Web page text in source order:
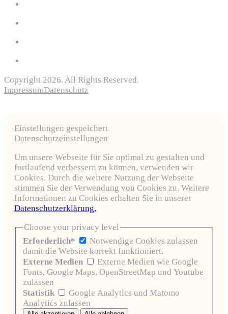
Copyright 2026. All Rights Reserved.
ImpressumDatenschutz
Einstellungen gespeichert
Datenschutzeinstellungen
Um unsere Webseite für Sie optimal zu gestalten und
fortlaufend verbessern zu können, verwenden wir
Cookies. Durch die weitere Nutzung der Webseite
stimmen Sie der Verwendung von Cookies zu. Weitere
Informationen zu Cookies erhalten Sie in unserer
Datenschutzerklärung.
Choose your privacy level
Erforderlich*
Notwendige Cookies zulassen
damit die Website korrekt funktioniert.
Externe Medien
Externe Medien wie Google
Fonts, Google Maps, OpenStreetMap und Youtube
zulassen
Statistik
Google Analytics und Matomo
Analytics zulassen